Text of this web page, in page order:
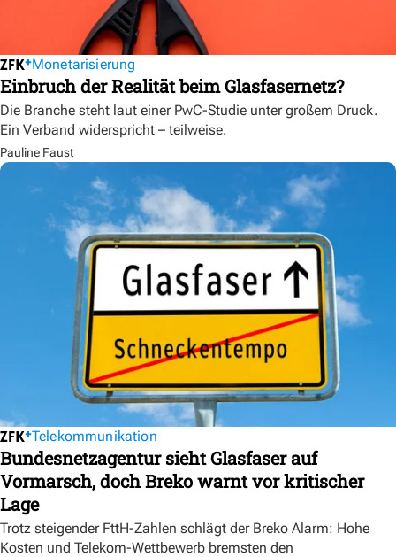
Monetarisierung
Einbruch der Realität beim Glasfasernetz?
Die Branche steht laut einer PwC-Studie unter großem Druck.
Ein Verband widerspricht – teilweise.
Pauline Faust
Telekommunikation
Bundesnetzagentur sieht Glasfaser auf
Vormarsch, doch Breko warnt vor kritischer
Lage
Trotz steigender FttH-Zahlen schlägt der Breko Alarm: Hohe
Kosten und Telekom-Wettbewerb bremsten den